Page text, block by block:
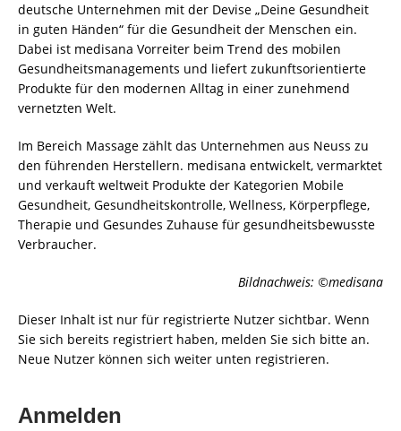
deutsche Unternehmen mit der Devise „Deine Gesundheit
in guten Händen“ für die Gesundheit der Menschen ein.
Dabei ist medisana Vorreiter beim Trend des mobilen
Gesundheitsmanagements und liefert zukunftsorientierte
Produkte für den modernen Alltag in einer zunehmend
vernetzten Welt.
Im Bereich Massage zählt das Unternehmen aus Neuss zu
den führenden Herstellern. medisana entwickelt, vermarktet
und verkauft weltweit Produkte der Kategorien Mobile
Gesundheit, Gesundheitskontrolle, Wellness, Körperpflege,
Therapie und Gesundes Zuhause für gesundheitsbewusste
Verbraucher.
Bildnachweis: ©medisana
Dieser Inhalt ist nur für registrierte Nutzer sichtbar. Wenn
Sie sich bereits registriert haben, melden Sie sich bitte an.
Neue Nutzer können sich weiter unten registrieren.
Anmelden